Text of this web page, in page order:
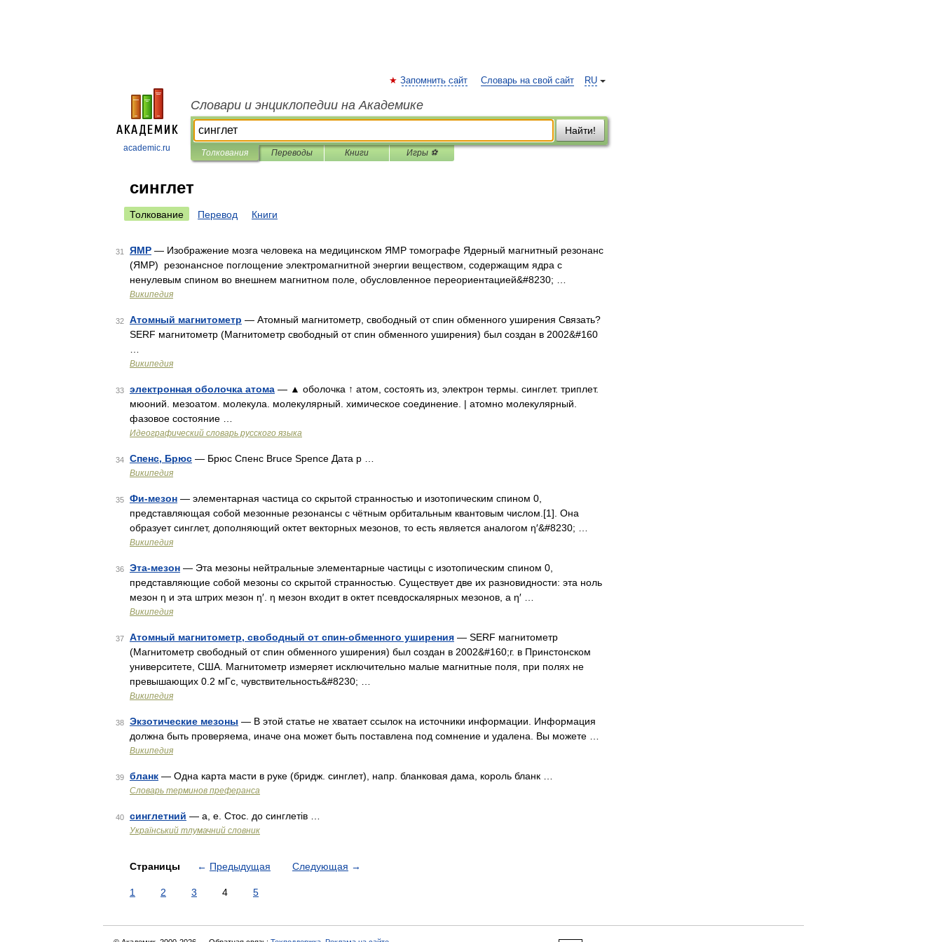
academic.ru
RU
Запомнить сайт Словарь на свой сайт
Словари и энциклопедии на Академике
Найти!
Толкования Переводы Книги Игры ⚽
синглет
Толкование Перевод Книги
31 ЯМР — Изображение мозга человека на медицинском ЯМР томографе Ядерный магнитный резонанс
(ЯМР) резонансное поглощение электромагнитной энергии веществом, содержащим ядра с
ненулевым спином во внешнем магнитном поле, обусловленное переориентацией&#8230; …
Википедия
32 Атомный магнитометр — Атомный магнитометр, свободный от спин обменного уширения Связать?
SERF магнитометр (Магнитометр свободный от спин обменного уширения) был создан в 2002&#160
Википедия
33 электронная оболочка атома — ▲ оболочка ↑ атом, состоять из, электрон термы. синглет. триплет.
мюоний. мезоатом. молекула. молекулярный. химическое соединение. | атомно молекулярный.
фазовое состояние …
Идеографический словарь русского языка
34 Спенс, Брюс — Брюс Спенс Bruce Spence Дата р …
Википедия
35 Фи-мезон — элементарная частица со скрытой странностью и изотопическим спином 0,
представляющая собой мезонные резонансы с чётным орбитальным квантовым числом.[1]. Она
образует синглет, дополняющий октет векторных мезонов, то есть является аналогом η′&#8230; …
Википедия
36 Эта-мезон — Эта мезоны нейтральные элементарные частицы с изотопическим спином 0,
представляющие собой мезоны со скрытой странностью. Существует две их разновидности: эта ноль
мезон η и эта штрих мезон η′. η мезон входит в октет псевдоскалярных мезонов, а η′ …
Википедия
37 Атомный магнитометр, свободный от спин-обменного уширения — SERF магнитометр
(Магнитометр свободный от спин обменного уширения) был создан в 2002&#160;г. в Принстонском
университете, США. Магнитометр измеряет исключительно малые магнитные поля, при полях не
превышающих 0.2 мГс, чувствительность&#8230; …
Википедия
38 Экзотические мезоны — В этой статье не хватает ссылок на источники информации. Информация
должна быть проверяема, иначе она может быть поставлена под сомнение и удалена. Вы можете …
Википедия
39 бланк — Одна карта масти в руке (бридж. синглет), напр. бланковая дама, король бланк …
Словарь терминов преферанса
40 синглетний — а, е. Стос. до синглетів …
Український тлумачний словник
Страницы ← Предыдущая Следующая →
1 2 3 4 5